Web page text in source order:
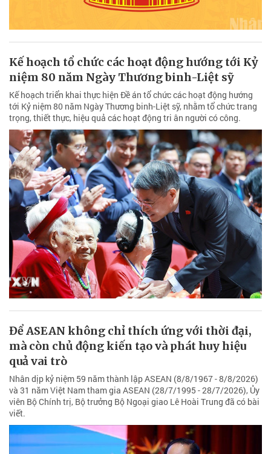
Kế hoạch tổ chức các hoạt động hướng tới Kỷ
niệm 80 năm Ngày Thương binh-Liệt sỹ
Kế hoạch triển khai thực hiện Đề án tổ chức các hoạt động hướng
tới Kỷ niệm 80 năm Ngày Thương binh-Liệt sỹ, nhằm tổ chức trang
trọng, thiết thực, hiệu quả các hoạt động tri ân người có công.
Để ASEAN không chỉ thích ứng với thời đại,
mà còn chủ động kiến tạo và phát huy hiệu
quả vai trò
Nhân dịp kỷ niệm 59 năm thành lập ASEAN (8/8/1967 - 8/8/2026)
và 31 năm Việt Nam tham gia ASEAN (28/7/1995 - 28/7/2026), Ủy
viên Bộ Chính trị, Bộ trưởng Bộ Ngoại giao Lê Hoài Trung đã có bài
viết.